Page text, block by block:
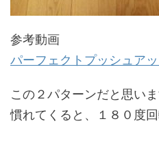
参考動画
パーフェクトプッシュア
この２パターンだと思いま
慣れてくると、１８０度